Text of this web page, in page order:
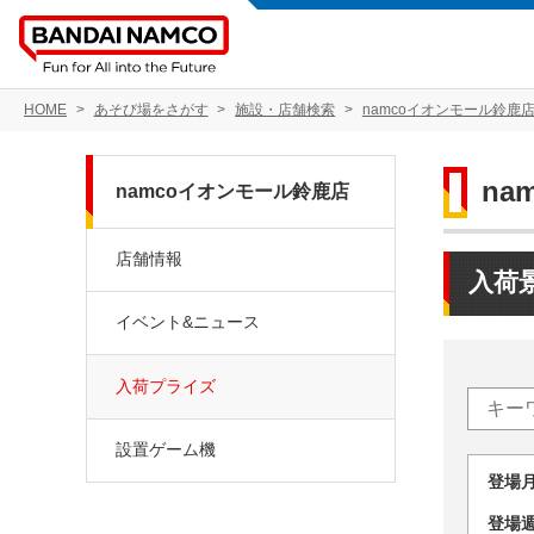
HOME あそび場をさがす 施設・店舗検索 namcoイオンモール鈴鹿店
入荷
登
登
namcoイオンモール鈴鹿店
店舗情報
イベント&ニュース
入荷プライズ
設置ゲーム機